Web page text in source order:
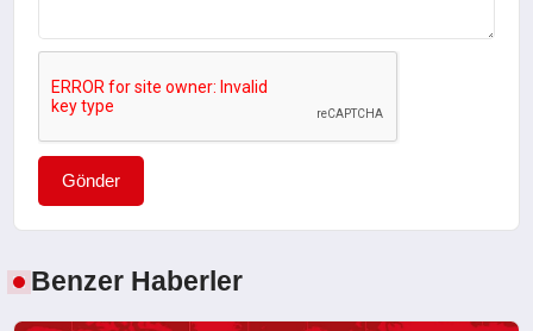
Gönder
Benzer Haberler